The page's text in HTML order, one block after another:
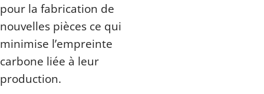
pour la fabrication de
nouvelles pièces ce qui
minimise l’empreinte
carbone liée à leur
production.